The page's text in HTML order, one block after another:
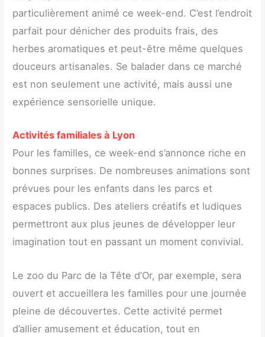
particulièrement animé ce week-end. C’est l’endroit
parfait pour dénicher des produits frais, des
herbes aromatiques et peut-être même quelques
douceurs artisanales. Se balader dans ce marché
est non seulement une activité, mais aussi une
expérience sensorielle unique.
Activités familiales à Lyon
Pour les familles, ce week-end s’annonce riche en
bonnes surprises. De nombreuses animations sont
prévues pour les enfants dans les parcs et
espaces publics. Des ateliers créatifs et ludiques
permettront aux plus jeunes de développer leur
imagination tout en passant un moment convivial.
Le zoo du Parc de la Tête d’Or, par exemple, sera
ouvert et accueillera les familles pour une journée
pleine de découvertes. Cette activité permet
d’allier amusement et éducation, tout en